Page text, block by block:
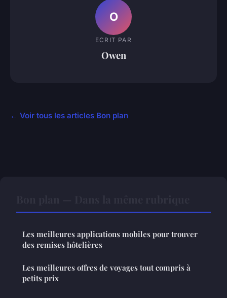
O
ECRIT PAR
Owen
← Voir tous les articles Bon plan
Les meilleures applications mobiles pour trouver
des remises hôtelières
Les meilleures offres de voyages tout compris à
petits prix